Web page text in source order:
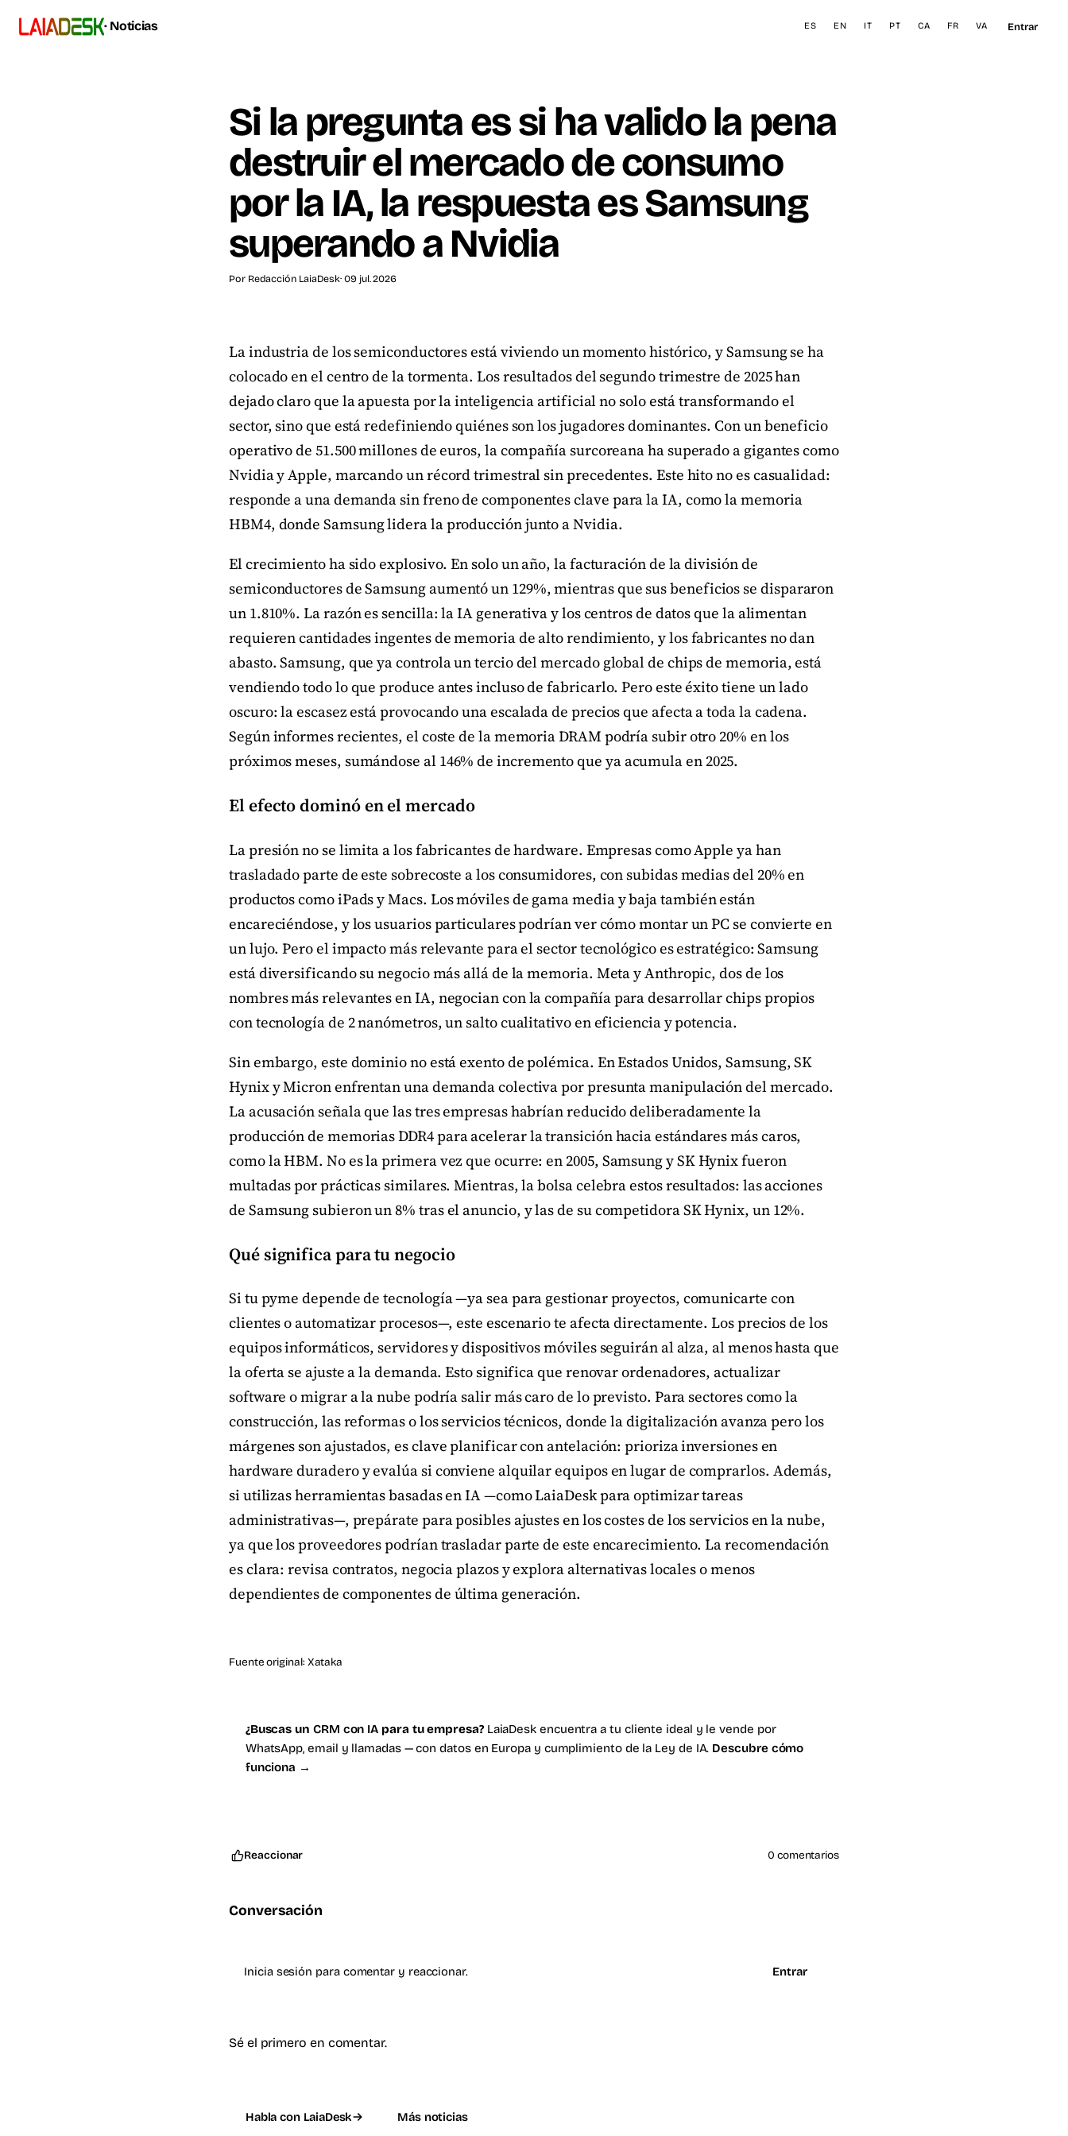
· Noticias ES EN IT PT CA FR VA Entrar
Si la pregunta es si ha valido la pena
destruir el mercado de consumo
por la IA, la respuesta es Samsung
superando a Nvidia
Por Redacción LaiaDesk· 09 jul. 2026
La industria de los semiconductores está viviendo un momento histórico, y Samsung se ha
colocado en el centro de la tormenta. Los resultados del segundo trimestre de 2025 han
dejado claro que la apuesta por la inteligencia artificial no solo está transformando el
sector, sino que está redefiniendo quiénes son los jugadores dominantes. Con un beneficio
operativo de 51.500 millones de euros, la compañía surcoreana ha superado a gigantes como
Nvidia y Apple, marcando un récord trimestral sin precedentes. Este hito no es casualidad:
responde a una demanda sin freno de componentes clave para la IA, como la memoria
HBM4, donde Samsung lidera la producción junto a Nvidia.
El crecimiento ha sido explosivo. En solo un año, la facturación de la división de
semiconductores de Samsung aumentó un 129%, mientras que sus beneficios se dispararon
un 1.810%. La razón es sencilla: la IA generativa y los centros de datos que la alimentan
requieren cantidades ingentes de memoria de alto rendimiento, y los fabricantes no dan
abasto. Samsung, que ya controla un tercio del mercado global de chips de memoria, está
vendiendo todo lo que produce antes incluso de fabricarlo. Pero este éxito tiene un lado
oscuro: la escasez está provocando una escalada de precios que afecta a toda la cadena.
Según informes recientes, el coste de la memoria DRAM podría subir otro 20% en los
próximos meses, sumándose al 146% de incremento que ya acumula en 2025.
El efecto dominó en el mercado
La presión no se limita a los fabricantes de hardware. Empresas como Apple ya han
trasladado parte de este sobrecoste a los consumidores, con subidas medias del 20% en
productos como iPads y Macs. Los móviles de gama media y baja también están
encareciéndose, y los usuarios particulares podrían ver cómo montar un PC se convierte en
un lujo. Pero el impacto más relevante para el sector tecnológico es estratégico: Samsung
está diversificando su negocio más allá de la memoria. Meta y Anthropic, dos de los
nombres más relevantes en IA, negocian con la compañía para desarrollar chips propios
con tecnología de 2 nanómetros, un salto cualitativo en eficiencia y potencia.
Sin embargo, este dominio no está exento de polémica. En Estados Unidos, Samsung, SK
Hynix y Micron enfrentan una demanda colectiva por presunta manipulación del mercado.
La acusación señala que las tres empresas habrían reducido deliberadamente la
producción de memorias DDR4 para acelerar la transición hacia estándares más caros,
como la HBM. No es la primera vez que ocurre: en 2005, Samsung y SK Hynix fueron
multadas por prácticas similares. Mientras, la bolsa celebra estos resultados: las acciones
de Samsung subieron un 8% tras el anuncio, y las de su competidora SK Hynix, un 12%.
Qué significa para tu negocio
Si tu pyme depende de tecnología —ya sea para gestionar proyectos, comunicarte con
clientes o automatizar procesos—, este escenario te afecta directamente. Los precios de los
equipos informáticos, servidores y dispositivos móviles seguirán al alza, al menos hasta que
la oferta se ajuste a la demanda. Esto significa que renovar ordenadores, actualizar
software o migrar a la nube podría salir más caro de lo previsto. Para sectores como la
construcción, las reformas o los servicios técnicos, donde la digitalización avanza pero los
márgenes son ajustados, es clave planificar con antelación: prioriza inversiones en
hardware duradero y evalúa si conviene alquilar equipos en lugar de comprarlos. Además,
si utilizas herramientas basadas en IA —como LaiaDesk para optimizar tareas
administrativas—, prepárate para posibles ajustes en los costes de los servicios en la nube,
ya que los proveedores podrían trasladar parte de este encarecimiento. La recomendación
es clara: revisa contratos, negocia plazos y explora alternativas locales o menos
dependientes de componentes de última generación.
Fuente original: Xataka
¿Buscas un CRM con IA para tu empresa?LaiaDesk encuentra a tu cliente ideal y le vende por
WhatsApp, email y llamadas — con datos en Europa y cumplimiento de la Ley de IA. Descubre cómo
funciona →
Reaccionar 0 comentarios
Conversación
Inicia sesión para comentar y reaccionar. Entrar
Sé el primero en comentar.
Habla con LaiaDesk Más noticias